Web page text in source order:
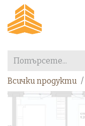
Преминете към
Всички продукти